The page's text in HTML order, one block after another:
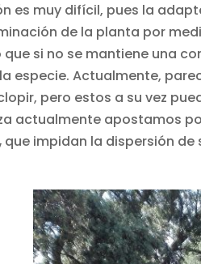
es muy difícil, pues la
de la planta por
que si no se mantiene una
especie. Actualmente,
pero estos a su vez
actualmente apostamos
que impidan la dispersión